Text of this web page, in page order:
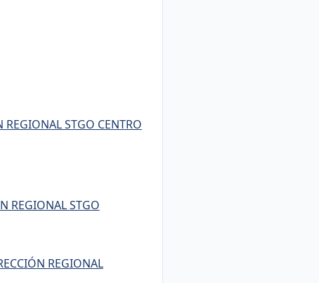
STGO CENTRO
REGIONAL STGO
REGIONAL